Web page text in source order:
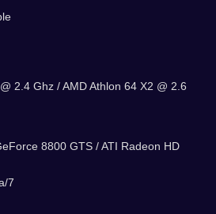
2.4 Ghz / AMD Athlon 64 X2 @ 2.6
8800 GTS / ATI Radeon HD
7